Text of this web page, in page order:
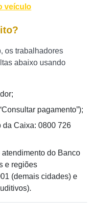
veículo
os trabalhadores
abaixo usando
pagamento”);
da Caixa: 0800 726
do Banco
e regiões
(demais cidades) e